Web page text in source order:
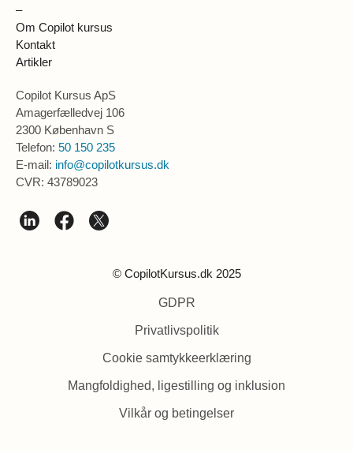
–
Om Copilot kursus
Kontakt
Artikler
Copilot Kursus ApS
Amagerfælledvej 106
2300 København S
Telefon: 50 150 235
E-mail: info@copilotkursus.dk
CVR: 43789023
© CopilotKursus.dk 2025
GDPR
Privatlivspolitik
Cookie samtykkeerklæring
Mangfoldighed, ligestilling og inklusion
Vilkår og betingelser